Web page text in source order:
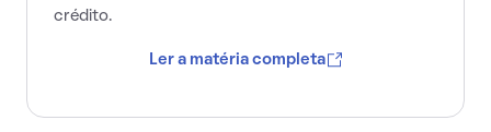
crédito.
Ler a matéria completa